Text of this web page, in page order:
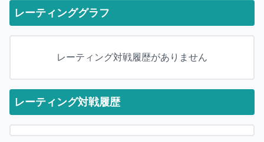
レーティンググラフ
レーティング対戦履歴がありません
レーティング対戦履歴